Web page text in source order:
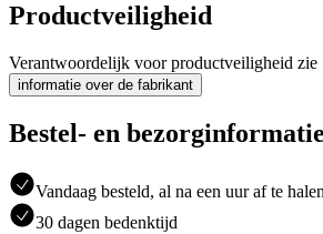
Productveiligheid
Verantwoordelijk voor productveiligheid zie
informatie over de fabrikant
Bestel- en bezorginformatie
Vandaag besteld, al na een uur af te
30 dagen bedenktijd